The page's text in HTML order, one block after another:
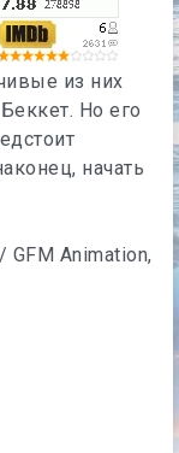
из них
Но его
начать
Animation,